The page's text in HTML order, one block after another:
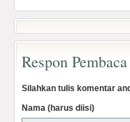
Respon Pembaca
Silahkan tulis komentar
Nama (harus diisi)